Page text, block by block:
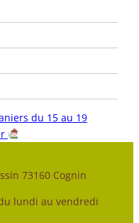
du 15 au 19
73160 Cognin
lundi au vendredi